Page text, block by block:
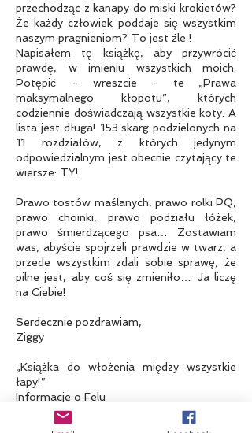
przechodząc z kanapy do miski krokietów?
Że każdy człowiek poddaje się wszystkim
naszym pragnieniom? To jest źle !
Napisałem tę książkę, aby przywrócić
prawdę, w imieniu wszystkich moich.
Potępić – wreszcie – te „Prawa
maksymalnego kłopotu”, których
codziennie doświadczają wszystkie koty. A
lista jest długa! 153 skarg podzielonych na
11 rozdziałów, z których jedynym
odpowiedzialnym jest obecnie czytający te
wiersze: TY!
Prawo tostów maślanych, prawo rolki PQ,
prawo choinki, prawo podziału łóżek,
prawo śmierdzącego psa… Zostawiam
was, abyście spojrzeli prawdzie w twarz, a
przede wszystkim zdali sobie sprawę, że
pilne jest, aby coś się zmieniło… Ja liczę
na Ciebie!
Serdecznie pozdrawiam,
Ziggy
„Książka do włożenia między wszystkie
łapy!”
Informacje o Felu
„Senchational! Prawda o życiu kota,